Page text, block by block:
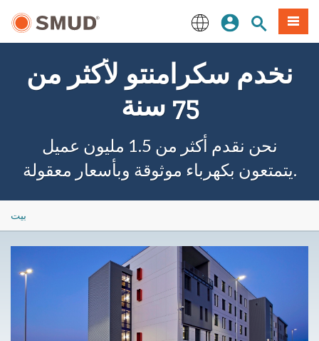
إلى
English
تسجيل الدخول
بحث الموقع
طعام
نخدم سكرامنتو لأكثر من
75 سنة
نحن نقدم أكثر من 1.5 مليون عميل
يتمتعون بكهرباء موثوقة وبأسعار معقولة.
بيت